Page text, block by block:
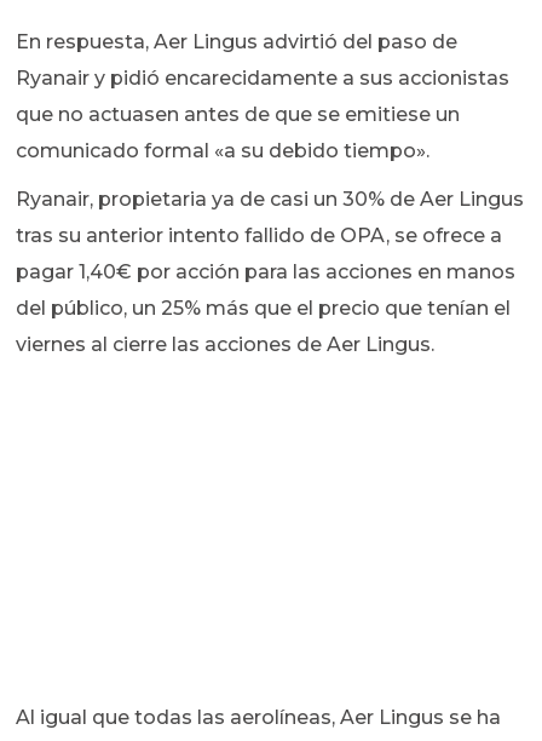
En respuesta, Aer Lingus advirtió del paso de
Ryanair y pidió encarecidamente a sus accionistas
que no actuasen antes de que se emitiese un
comunicado formal «a su debido tiempo».
Ryanair, propietaria ya de casi un 30% de Aer Lingus
tras su anterior intento fallido de OPA, se ofrece a
pagar 1,40€ por acción para las acciones en manos
del público, un 25% más que el precio que tenían el
viernes al cierre las acciones de Aer Lingus.
Al igual que todas las aerolíneas, Aer Lingus se ha